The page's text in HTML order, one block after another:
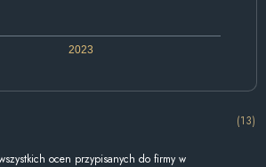
2023
(13)
ocen przypisanych do firmy w